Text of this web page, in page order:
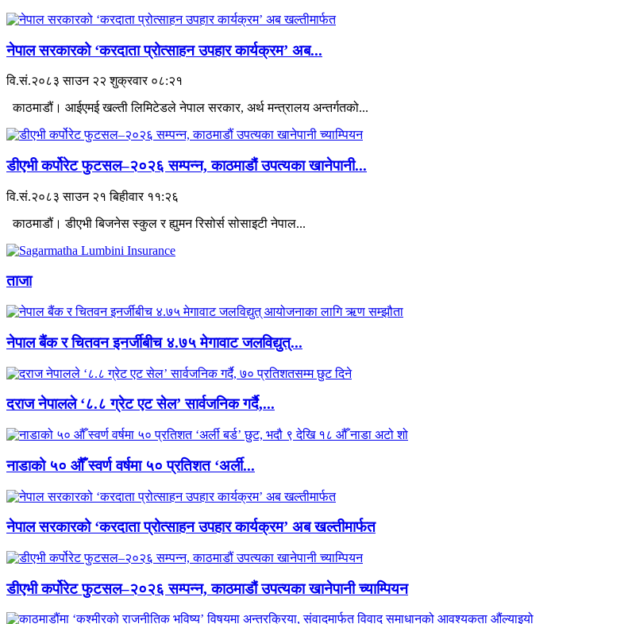
नेपाल सरकारको ‘करदाता प्रोत्साहन उपहार कार्यक्रम’ अब...
वि.सं.२०८३ साउन २२ शुक्रवार ०८:२१
काठमाडौं। आईएमई खल्ती लिमिटेडले नेपाल सरकार, अर्थ मन्त्रालय अन्तर्गतको...
डीएभी कर्पोरेट फुटसल–२०२६ सम्पन्न, काठमाडौं उपत्यका खानेपानी...
वि.सं.२०८३ साउन २१ बिहीवार ११:२६
काठमाडौं। डीएभी बिजनेस स्कुल र ह्युमन रिसोर्स सोसाइटी नेपाल...
ताजा
नेपाल बैंक र चितवन इनर्जीबीच ४.७५ मेगावाट जलविद्युत्...
दराज नेपालले ‘८.८ ग्रेट एट सेल’ सार्वजनिक गर्दै,...
नाडाको ५० औँ स्वर्ण वर्षमा ५० प्रतिशत ‘अर्ली...
नेपाल सरकारको ‘करदाता प्रोत्साहन उपहार कार्यक्रम’ अब खल्तीमार्फत
डीएभी कर्पोरेट फुटसल–२०२६ सम्पन्न, काठमाडौं उपत्यका खानेपानी च्याम्पियन